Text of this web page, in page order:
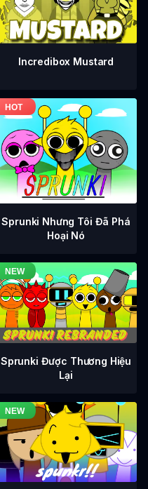
Incredibox Mustard
Sprunki Nhưng Tôi Đã Phá
Hoại Nó
Sprunki Được Thương Hiệu
Lại